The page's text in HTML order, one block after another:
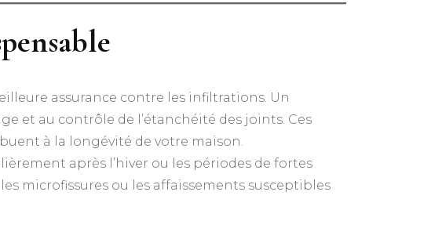
assurance contre les infiltrations. Un
et au contrôle de l’étanchéité des joints. Ces
à la longévité de votre maison.
après l’hiver ou les périodes de fortes
microfissures ou les affaissements susceptibles